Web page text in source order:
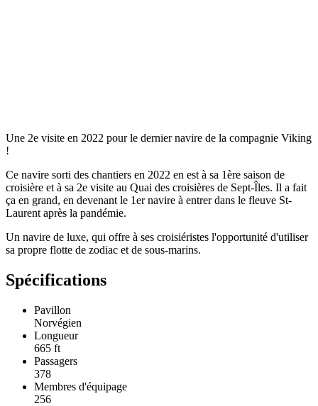
Une 2e visite en 2022 pour le dernier navire de la compagnie Viking
!
Ce navire sorti des chantiers en 2022 en est à sa 1ère saison de
croisière et à sa 2e visite au Quai des croisières de Sept-Îles. Il a fait
ça en grand, en devenant le 1er navire à entrer dans le fleuve St-
Laurent après la pandémie.
Un navire de luxe, qui offre à ses croisiéristes l'opportunité d'utiliser
sa propre flotte de zodiac et de sous-marins.
Spécifications
Pavillon
Norvégien
Longueur
665 ft
Passagers
378
Membres d'équipage
256